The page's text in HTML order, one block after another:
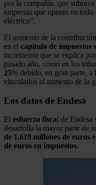
por la compañía, que
empresas que operan en
eléctrico".
El aumento de la
en el capítulo de impuestos
incremento que se explica
pasado año, como en los
25% debido, en gran parte, a
vinculados al aumento de la
Los datos de Endesa
El esfuerzo fiscal de Endesa
desarrolla la mayor parte de
de 1.619 millones de euros
de euros en impuestos.